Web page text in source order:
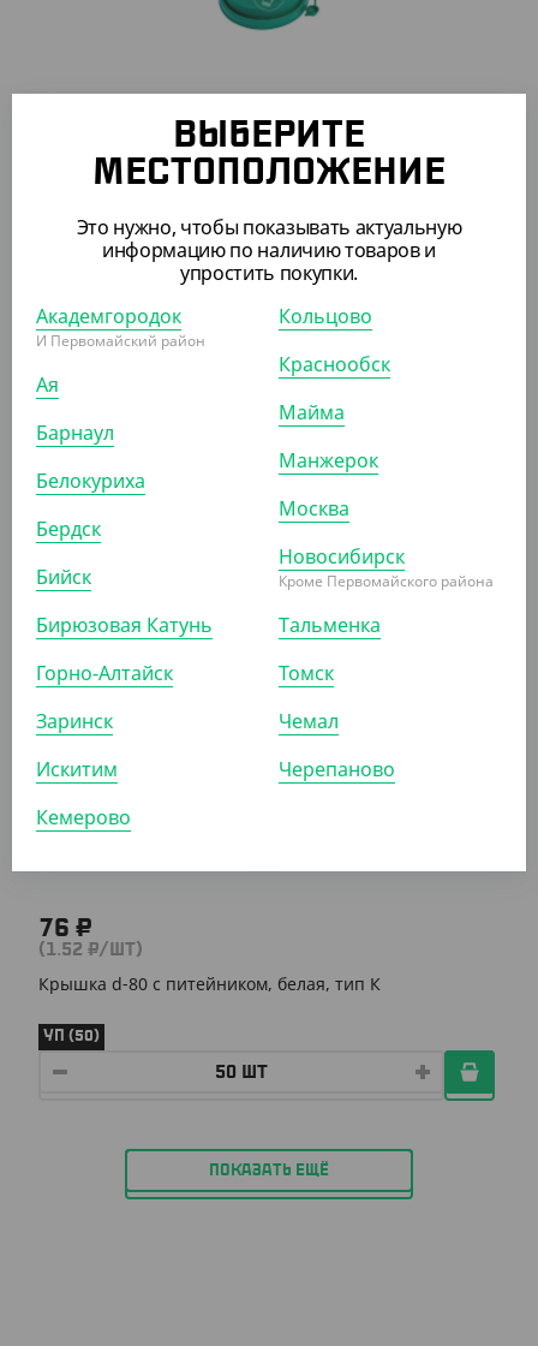
Крышка d-90 с клапаном, Темно - зеленая с
питейником, матовая, ПП Новинка
УП (50) КОР (100)
АРТ. 12027051
115.50 ₽
(2.31 ₽/ШТ)
Крышка с питейником 90мм белая матовая
УП (50)
АРТ. 1202524
76 ₽
(1.52 ₽/ШТ)
Крышка d-80 с питейником, белая, тип К
УП (50)
ПОКАЗАТЬ ЕЩЁ
ВЫБЕРИТЕ
МЕСТОПОЛОЖЕНИЕ
Это нужно, чтобы показывать актуальную
информацию по наличию товаров и
упростить покупки.
Академгородок
И Первомайский район
Ая
Барнаул
Белокуриха
Бердск
Бийск
Бирюзовая Катунь
Горно-Алтайск
Заринск
Искитим
Кемерово
Кольцово
Краснообск
Майма
Манжерок
Москва
Новосибирск
Кроме Первомайского района
Тальменка
Томск
Чемал
Черепаново